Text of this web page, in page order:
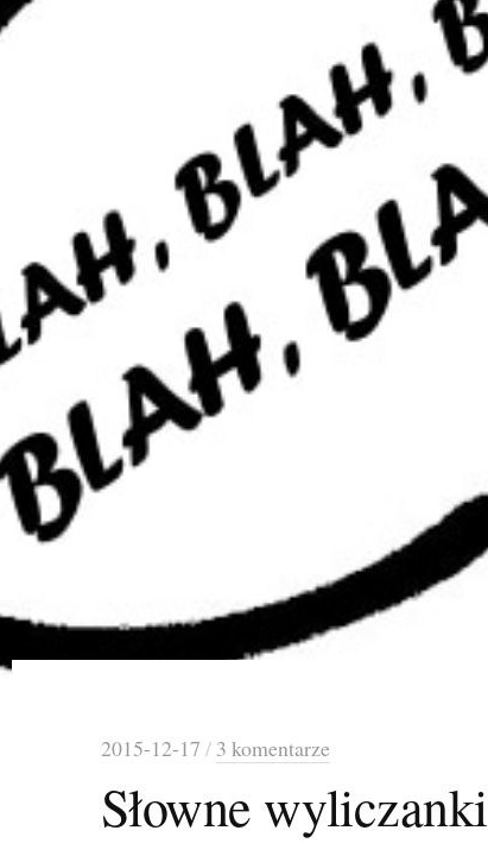
2015-12-17 / 3 komentarze
Słowne wyliczanki